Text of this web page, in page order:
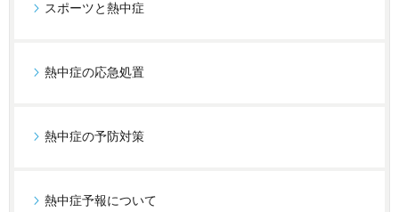
スポーツと熱中症
熱中症の応急処置
熱中症の予防対策
熱中症予報について